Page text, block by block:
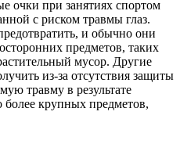
очки при занятиях спортом
с риском травмы глаз.
и обычно они
предметов, таких
мусор. Другие
из-за отсутствия защиты
травму в результате
крупных предметов,